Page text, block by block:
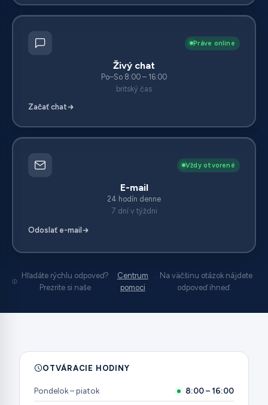
Práve online
Živý chat
Po–So 8:00 – 16:00
britský čas
Začať chat
Vždy otvorené
E-mail
24 hodín denne
7 dní v týždni
Odoslať e-mail
Hľadáte rýchlu odpoveď?
Prezrite si naše
Centrum
pomoci
. Na väčšinu otázok nájdete
odpoveď ihneď.
OTVÁRACIE HODINY
Pondelok – piatok 8:00 – 16:00